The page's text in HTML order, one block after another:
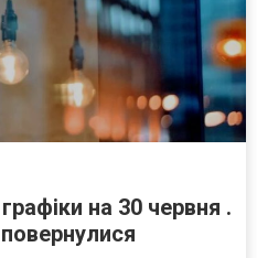
на 30 червня .